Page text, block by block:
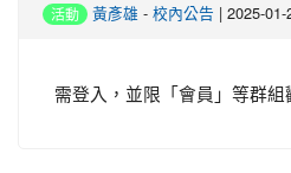
活動 黃彥雄 - 校內公告 | 2025-
需登入，並限「會員」等群組